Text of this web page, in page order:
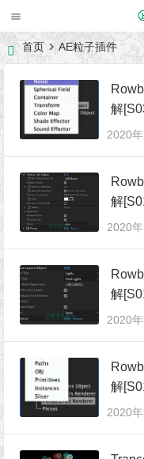
首页 AE粒子插件
解
cts）
2020
解
t）
2020
解
t）
2020
解
2020